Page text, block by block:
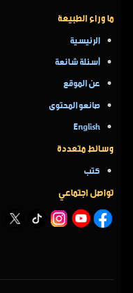
ما وراء الطبيعة
الرئيسية
أسئلة شائعة
عن الموقع
صانعو المحتوى
English
وسائط متعددة
كتب
تواصل اجتماعي